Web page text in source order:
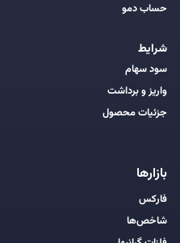
حساب دمو
شرایط
سود سهام
واریز و برداشت
جزئیات محصول
بازارها
فارکس
شاخص‌ها